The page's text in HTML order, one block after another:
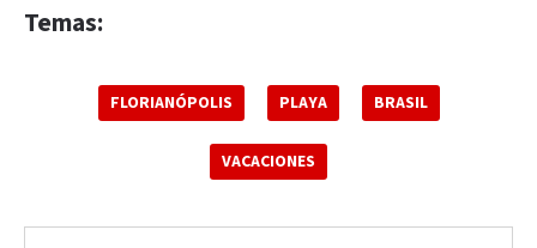
Temas:
FLORIANÓPOLIS PLAYA BRASIL
VACACIONES